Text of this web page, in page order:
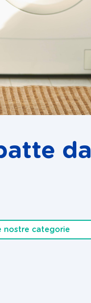
da
nostre categorie